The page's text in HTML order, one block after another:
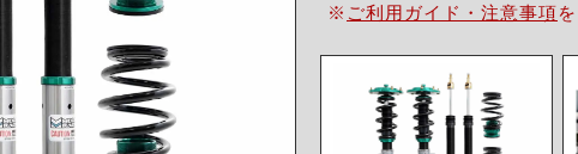
※ ご利用ガイド・注意事項を